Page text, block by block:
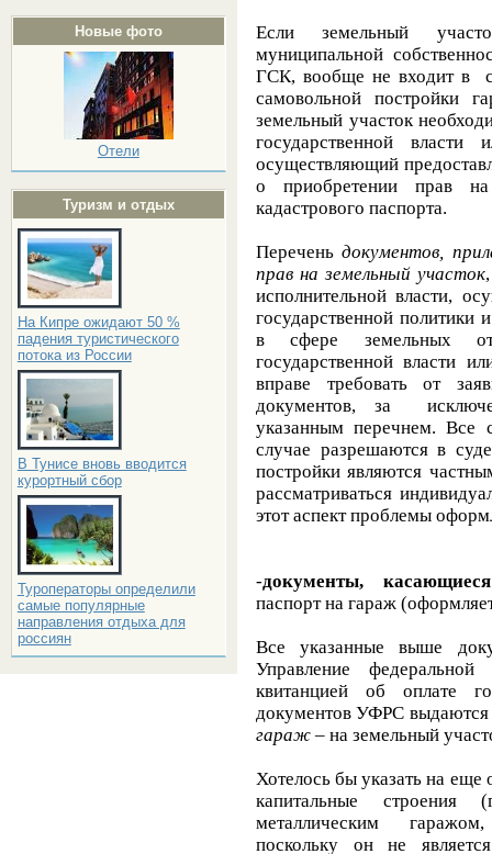
Новые фото
Отели
Туризм и отдых
На Кипре ожидают 50 %
падения туристического
потока из России
В Тунисе вновь вводится
курортный сбор
Туроператоры определили
самые популярные
направления отдыха для
россиян
Если земельный
муниципальной
ГСК, вообще не входит в
самовольной постройки
земельный участок
государственной власти
осуществляющий
о приобретении прав
кадастрового паспорта.
Переченьдокументов,
прав на земельный участок
исполнительной власти,
государственной политики
в сфере земельных
государственной власти
вправе требовать от
документов, за
указанным перечнем. Все
случае разрешаются в
постройки являются
рассматриваться
этот аспект проблемы
-документы,
паспорт на гараж
Все указанные выше
Управление
квитанцией об оплате
документов УФРС выдаются
гараж – на земельный
Хотелось бы указать на
капитальные строения
металлическим
поскольку он не